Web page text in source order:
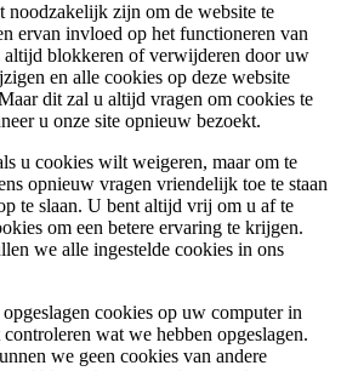
noodzakelijk zijn om de website te
ervan invloed op het functioneren van
altijd blokkeren of verwijderen door uw
en alle cookies op deze website
dit zal u altijd vragen om cookies te
u onze site opnieuw bezoekt.
u cookies wilt weigeren, maar om te
opnieuw vragen vriendelijk toe te staan
te slaan. U bent altijd vrij om u af te
om een betere ervaring te krijgen.
we alle ingestelde cookies in ons
cookies op uw computer in
wat we hebben opgeslagen.
we geen cookies van andere